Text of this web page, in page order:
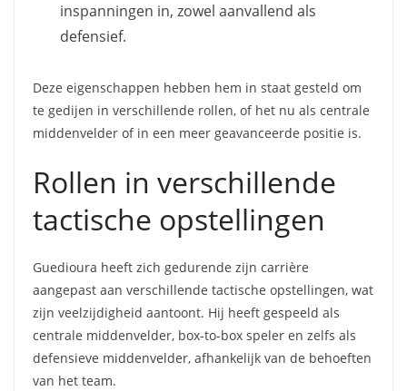
inspanningen in, zowel aanvallend als
defensief.
Deze eigenschappen hebben hem in staat gesteld om
te gedijen in verschillende rollen, of het nu als centrale
middenvelder of in een meer geavanceerde positie is.
Rollen in verschillende
tactische opstellingen
Guedioura heeft zich gedurende zijn carrière
aangepast aan verschillende tactische opstellingen, wat
zijn veelzijdigheid aantoont. Hij heeft gespeeld als
centrale middenvelder, box-to-box speler en zelfs als
defensieve middenvelder, afhankelijk van de behoeften
van het team.